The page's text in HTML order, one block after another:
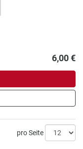
6,00 €
pro Seite